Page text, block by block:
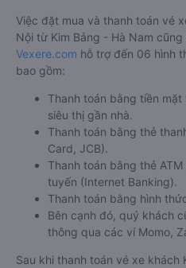
Việc đặt mua và thanh toán vé
Nội từ Kim Bảng - Hà Nam
Vexere.com hỗ trợ đến 06 hình
bao gồm:
Thanh toán bằng tiền
siêu thị gần nhà.
Thanh toán bằng thẻ
Card, JCB).
Thanh toán bằng thẻ
tuyến (Internet Banking).
Thanh toán bằng hình
Bên cạnh đó, quý khách
thông qua các ví Momo,
Sau khi thanh toán vé xe khách